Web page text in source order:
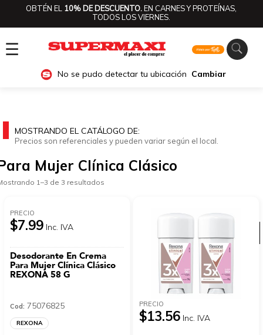
OBTÉN EL 10% DE DESCUENTO.EN CARNES Y PROTEÍNAS,
TODOS LOS VIERNES.
☰
No se pudo detectar tu ubicación Cambiar
MOSTRANDO EL CATÁLOGO DE:
Precios son referenciales y pueden variar según el local.
Mujer Clínica Clásico
1–3 de 3 resultados
PRECIO
$7.99 Inc. IVA
Desodorante En Crema
Para Mujer Clínica Clásico
REXONA 58 G
Cod: 75076825
REXONA
PRECIO
$13.56 Inc. IVA